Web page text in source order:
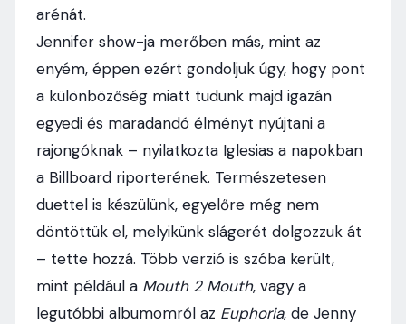
arénát.
Jennifer show-ja merőben más, mint az
enyém, éppen ezért gondoljuk úgy, hogy pont
a különbözőség miatt tudunk majd igazán
egyedi és maradandó élményt nyújtani a
rajongóknak – nyilatkozta Iglesias a napokban
a Billboard riporterének. Természetesen
duettel is készülünk, egyelőre még nem
döntöttük el, melyikünk slágerét dolgozzuk át
– tette hozzá. Több verzió is szóba került,
mint például a Mouth 2 Mouth, vagy a
legutóbbi albumomról az Euphoria, de Jenny